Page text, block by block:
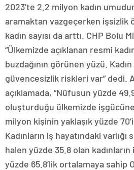
2023’te 2.2 milyon kadın
aramaktan vazgeçerken işsizlik
kadın sayısı da arttı. CHP Bolu
“Ülkemizde açıklanan resmi
buzdağının görünen yüzü.
güvencesizlik riskleri var” dedi.
açıklamada, “Nüfusun yüzde
oluşturduğu ülkemizde
milyon kişinin yaklaşık yüzde
Kadınların iş hayatındaki
halen yüzde 35.8 olan kadınların
yüzde 65.8’lik ortalamaya sahip